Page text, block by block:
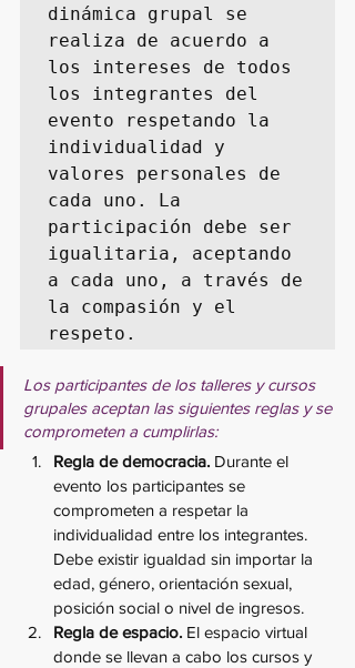
dinámica grupal se
realiza de acuerdo a
los intereses de todos
los integrantes del
evento respetando la
individualidad y
valores personales de
cada uno. La
participación debe ser
igualitaria, aceptando
a cada uno, a través de
la compasión y el
respeto.
Los participantes de los talleres y cursos
grupales aceptan las siguientes reglas y se
comprometen a cumplirlas:
Regla de democracia. Durante el
evento los participantes se
comprometen a respetar la
individualidad entre los integrantes.
Debe existir igualdad sin importar la
edad, género, orientación sexual,
posición social o nivel de ingresos.
Regla de espacio. El espacio virtual
donde se llevan a cabo los cursos y